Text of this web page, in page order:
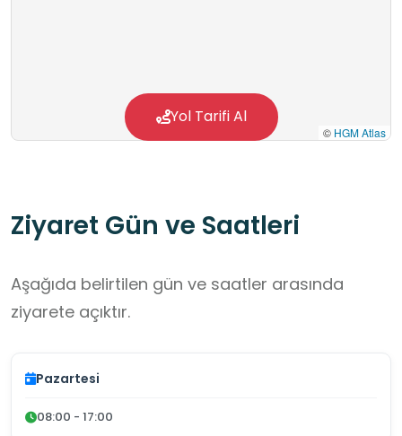
© HGM Atlas
Yol Tarifi Al
Ziyaret Gün ve Saatleri
Aşağıda belirtilen gün ve saatler arasında
ziyarete açıktır.
Pazartesi
08:00 - 17:00